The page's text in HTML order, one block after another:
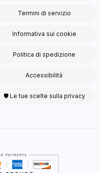
Termini di servizio
Informativa sui cookie
Politica di spedizione
Accessibilità
🛡 Le tue scelte sulla privacy